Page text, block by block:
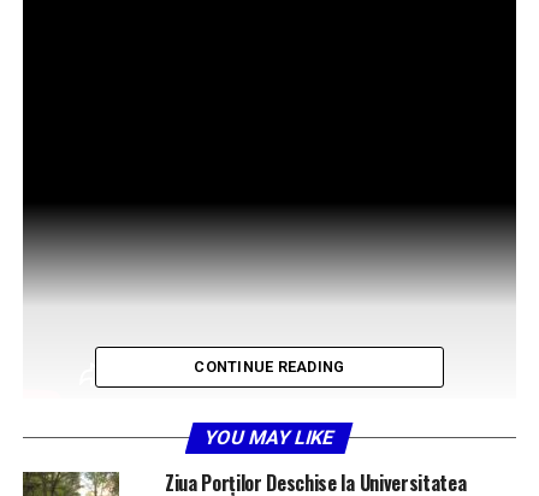
RELATED TOPICS:
UNIVERSITATEA VASILE ALECSANDRI BACĂU
CONTINUE READING
YOU MAY LIKE
Ziua Porților Deschise la Universitatea